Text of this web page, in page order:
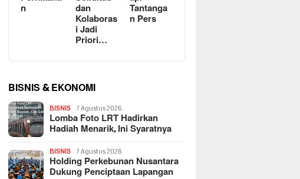
n dan
Kolaboras
i Jadi
Priori…
Tantanga
n Pers
BISNIS & EKONOMI
BISNIS 7 Agustus 2026
Lomba Foto LRT Hadirkan
Hadiah Menarik, Ini Syaratnya
BISNIS 7 Agustus 2026
Holding Perkebunan Nusantara
Dukung Penciptaan Lapangan